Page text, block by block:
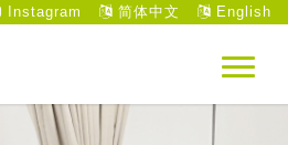
Instagram 简体中文 English